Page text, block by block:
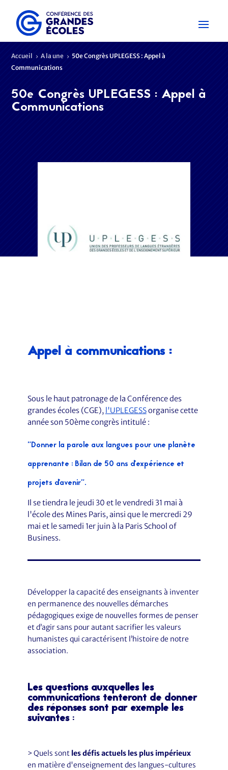
Accueil 5 A la une 5 50e Congrès UPLEGESS : Appel à
Communications
50e Congrès UPLEGESS : Appel à
Communications
Appel à communications :
Sous le haut patronage de la Conférence des
grandes écoles (CGE), l'UPLEGESSorganise cette
année son 50ème congrès intitulé :
"Donner la parole aux langues pour une planète
apprenante : Bilan de 50 ans d'expérience et
projets d'avenir".
Il se tiendra le jeudi 30 et le vendredi 31 mai à
l'école des Mines Paris, ainsi que le mercredi 29
mai et le samedi 1er juin à la Paris School of
Business.
Développer la capacité des enseignants à inventer
en permanence des nouvelles démarches
pédagogiques exige de nouvelles formes de penser
et d’agir sans pour autant sacrifier les valeurs
humanistes qui caractérisent l’histoire de notre
association.
Les questions auxquelles les
communications tenteront de donner
des réponses sont par exemple les
suivantes:
> Quels sont les défis actuels les plus impérieux
en matière d'enseignement des langues-cultures